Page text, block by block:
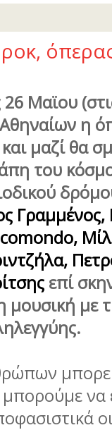
Μαϊου
η
μαζί θα
του
Γραμμένος,
επί
μουσική με
μπορεί
να